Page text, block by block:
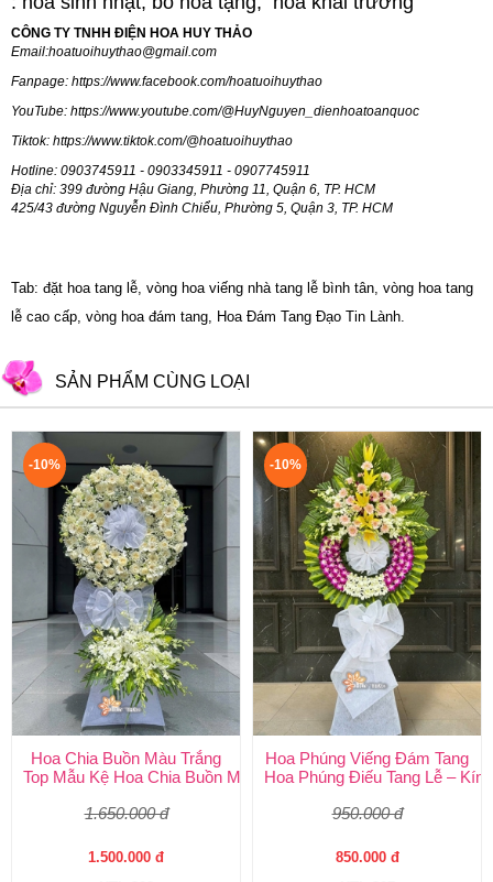
CÔNG TY TNHH ĐIỆN HOA HUY THẢO
Email:hoatuoihuythao@gmail.com
Fanpage: https://www.facebook.com/hoatuoihuythao
YouTube: https://www.youtube.com/@HuyNguyen_dienhoatoanquoc
Tiktok: https://www.tiktok.com/@hoatuoihuythao
Hotline: 0903745911 - 0903345911 - 0907745911
Địa chỉ: 399 đường Hậu Giang, Phường 11, Quận 6, TP. HCM
425/43 đường Nguyễn Đình Chiểu, Phường 5, Quận 3, TP. HCM
Tab: đặt hoa tang lễ, vòng hoa viếng nhà tang lễ bình tân, vòng hoa tang
lễ cao cấp, vòng hoa đám tang, Hoa Đám Tang Đạo Tin Lành.
SẢN PHẨM CÙNG LOẠI
-10%
Hoa Chia Buồn Màu Trắng
Top Mẫu Kệ Hoa Chia Buồn Màu Trắng Được Chọn Nhiều Nhất
1.650.000 đ
1.500.000 đ
-10%
Hoa Phúng Viếng Đám Tang
Hoa Phúng Điếu Tang Lễ –
950.000 đ
850.000 đ